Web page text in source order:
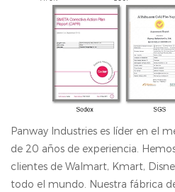
Panway Industries es líder en el
de 20 años de experiencia.
clientes de Walmart, Kmart,
todo el mundo. Nuestra fábrica